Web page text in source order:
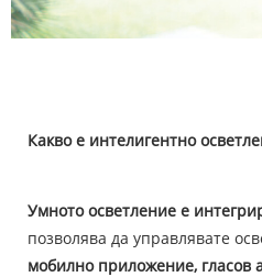
Какво е интелигентно
Умното осветление е
позволява да управлявате
мобилно приложение, гласов